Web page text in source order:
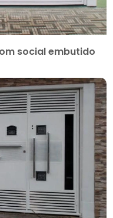
social embutido